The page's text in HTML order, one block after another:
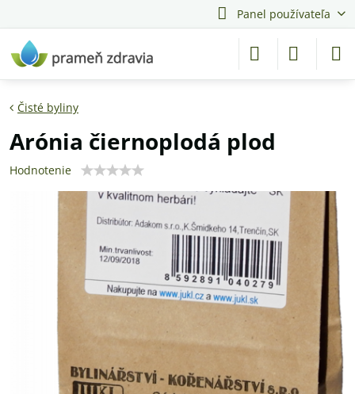
Panel používateľa
Čisté byliny
Arónia čiernoplodá plod
Hodnotenie